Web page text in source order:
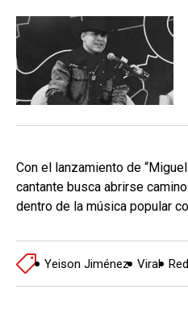
Con el lanzamiento de
cantante busca abrirse
dentro de la música popular
Yeison Jiménez Viral